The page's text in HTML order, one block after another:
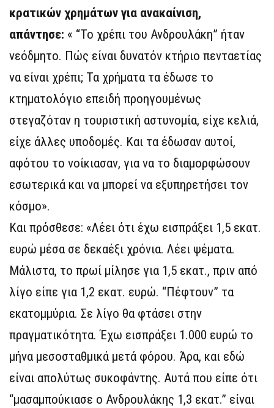
κρατικών χρημάτων για ανακαίνιση,
απάντησε: « “Το χρέπι του Ανδρουλάκη” ήταν
νεόδμητο. Πώς είναι δυνατόν κτήριο πενταετίας
να είναι χρέπι; Τα χρήματα τα έδωσε το
κτηματολόγιο επειδή προηγουμένως
στεγαζόταν η τουριστική αστυνομία, είχε κελιά,
είχε άλλες υποδομές. Και τα έδωσαν αυτοί,
αφότου το νοίκιασαν, για να το διαμορφώσουν
εσωτερικά και να μπορεί να εξυπηρετήσει τον
κόσμο».
Και πρόσθεσε: «Λέει ότι έχω εισπράξει 1,5 εκατ.
ευρώ μέσα σε δεκαέξι χρόνια. Λέει ψέματα.
Μάλιστα, το πρωί μίλησε για 1,5 εκατ., πριν από
λίγο είπε για 1,2 εκατ. ευρώ. “Πέφτουν” τα
εκατομμύρια. Σε λίγο θα φτάσει στην
πραγματικότητα. Έχω εισπράξει 1.000 ευρώ το
μήνα μεσοσταθμικά μετά φόρου. Άρα, και εδώ
είναι απολύτως συκοφάντης. Αυτά που είπε ότι
“μασαμπούκιασε ο Ανδρουλάκης 1,3 εκατ.” είναι